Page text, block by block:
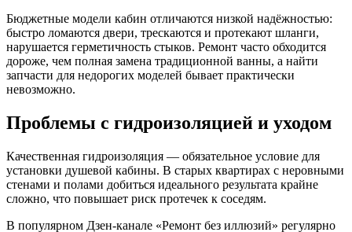
Бюджетные модели кабин отличаются низкой надёжностью:
быстро ломаются двери, трескаются и протекают шланги,
нарушается герметичность стыков. Ремонт часто обходится
дороже, чем полная замена традиционной ванны, а найти
запчасти для недорогих моделей бывает практически
невозможно.
Проблемы с гидроизоляцией и уходом
Качественная гидроизоляция — обязательное условие для
установки душевой кабины. В старых квартирах с неровными
стенами и полами добиться идеального результата крайне
сложно, что повышает риск протечек к соседям.
В популярном Дзен-канале «Ремонт без иллюзий» регулярно